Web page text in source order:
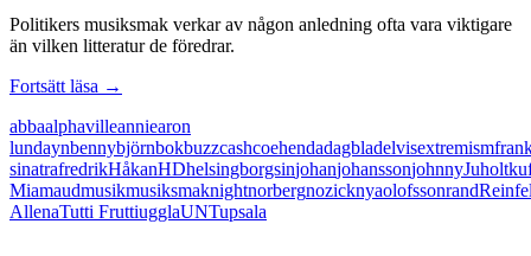
Politikers musiksmak verkar av någon anledning ofta vara viktigare
än vilken litteratur de föredrar.
Fortsätt läsa Juholts
intressantare
än
centerextremism
→
abbaalphavilleanniearon
lundaynbennybjörnbokbuzzcashcoehendadagbladelvisextremism
sinatrafredrikHåkanHDhelsingborgsinjohanjohanssonjohnnyJuholt
Miamaudmusikmusiksmaknightnorbergnozicknyaolofssonrand
AllenaTutti FruttiugglaUNTupsala